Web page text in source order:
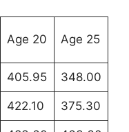
Age 20 Age 25
405.95 348.00
422.10 375.30